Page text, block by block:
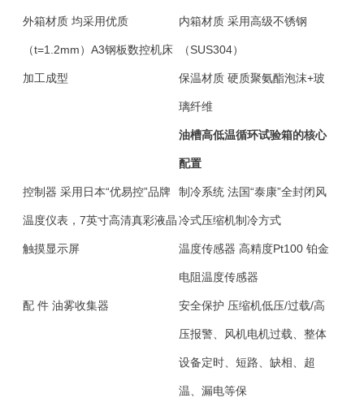
外箱材质 均采用优质
（t=1.2mm）A3钢板数控机床
加工成型
内箱材质 采用高级不锈钢
（SUS304）
保温材质 硬质聚氨酯泡沫+玻
璃纤维
油槽高低温循环试验箱的核心
配置
控制器 采用日本“优易控”品牌
温度仪表，7英寸高清真彩液晶
触摸显示屏
制冷系统 法国“泰康”全封闭风
冷式压缩机制冷方式
温度传感器 高精度Pt100 铂金
电阻温度传感器
配 件 油雾收集器 安全保护 压缩机低压/过载/高
压报警、风机电机过载、整体
设备定时、短路、缺相、超
温、漏电等保